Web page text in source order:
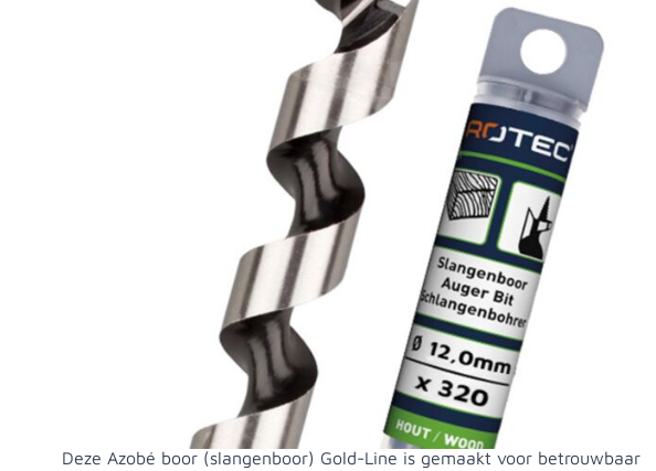
Selecteer afmetingen
Selecteer de gewenste afmetingen
Azobe boor (slangenboor) gold-line 12x250/320
Productomschrijving
Deze Azobé boor (slangenboor) Gold-Line is gemaakt voor betrouwbaar